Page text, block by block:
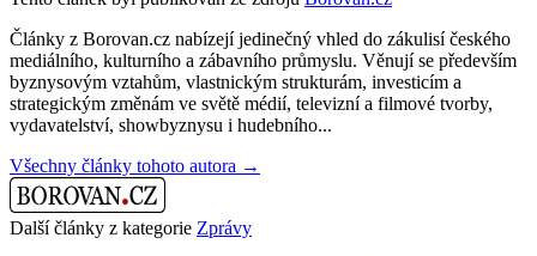
Články z Borovan.cz nabízejí jedinečný vhled do zákulisí českého
mediálního, kulturního a zábavního průmyslu. Věnují se především
byznysovým vztahům, vlastnickým strukturám, investicím a
strategickým změnám ve světě médií, televizní a filmové tvorby,
vydavatelství, showbyznysu i hudebního...
Všechny články tohoto autora →
Další články z kategorie Zprávy